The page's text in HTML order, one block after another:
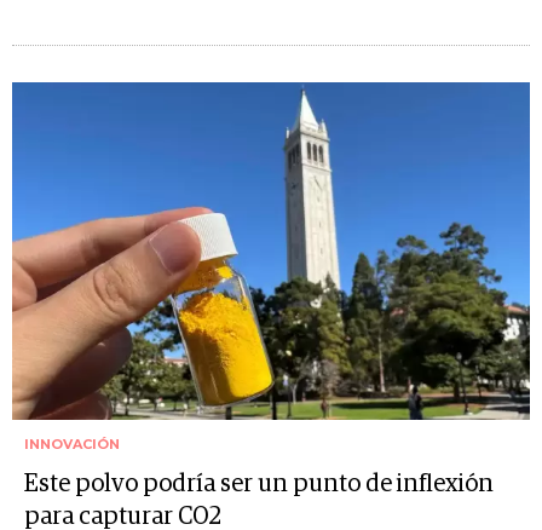
INNOVACIÓN
Este polvo podría ser un punto de inflexión
para capturar CO2